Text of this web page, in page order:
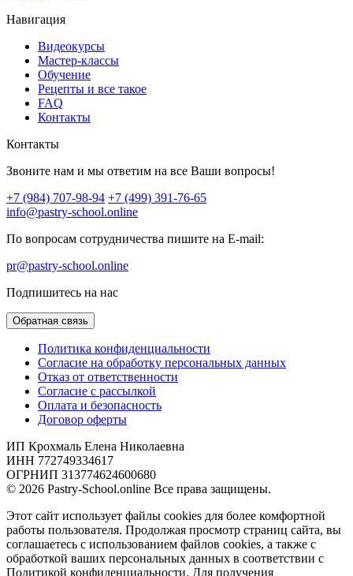
Навигация
Видеокурсы
Мастер-классы
Обучение
Рецепты и все такое
FAQ
Контакты
Контакты
Звоните нам и мы ответим на все Ваши вопросы!
+7 (984) 707-98-94 +7 (499) 391-76-65
info@pastry-school.online
По вопросам сотрудничества пишите на E-mail:
pr@pastry-school.online
Подпишитесь на нас
Обратная связь
Политика конфиденциальности
Согласие на обработку персональных данных
Отказ от ответственности
Согласие с рассылкой
Оплата и безопасность
Договор оферты
ИП Крохмаль Елена Николаевна
ИНН 772749334617
ОГРНИП 313774624600680
© 2026 Pastry-School.online Все права защищены.
Этот сайт использует файлы cookies для более комфортной
работы пользователя. Продолжая просмотр страниц сайта, вы
соглашаетесь с использованием файлов cookies, а также с
обработкой ваших персональных данных в соответствии с
Политикой конфиденциальности. Для получения